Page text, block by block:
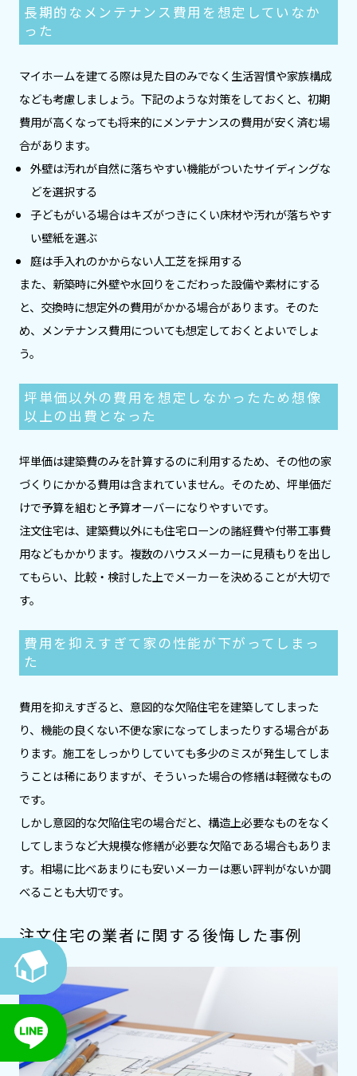
長期的なメンテナンス費用を想定していなか
った
マイホームを建てる際は見た目のみでなく生活習慣や家族構成
なども考慮しましょう。下記のような対策をしておくと、初期
費用が高くなっても将来的にメンテナンスの費用が安く済む場
合があります。
外壁は汚れが自然に落ちやすい機能がついたサイディングな
どを選択する
子どもがいる場合はキズがつきにくい床材や汚れが落ちやす
い壁紙を選ぶ
庭は手入れのかからない人工芝を採用する
また、新築時に外壁や水回りをこだわった設備や素材にする
と、交換時に想定外の費用がかかる場合があります。そのた
め、メンテナンス費用についても想定しておくとよいでしょ
う。
坪単価以外の費用を想定しなかったため想像
以上の出費となった
坪単価は建築費のみを計算するのに利用するため、その他の家
づくりにかかる費用は含まれていません。そのため、坪単価だ
けで予算を組むと予算オーバーになりやすいです。
注文住宅は、建築費以外にも住宅ローンの諸経費や付帯工事費
用などもかかります。複数のハウスメーカーに見積もりを出し
てもらい、比較・検討した上でメーカーを決めることが大切で
す。
費用を抑えすぎて家の性能が下がってしまっ
た
費用を抑えすぎると、意図的な欠陥住宅を建築してしまった
り、機能の良くない不便な家になってしまったりする場合があ
ります。施工をしっかりしていても多少のミスが発生してしま
うことは稀にありますが、そういった場合の修繕は軽微なもの
です。
しかし意図的な欠陥住宅の場合だと、構造上必要なものをなく
してしまうなど大規模な修繕が必要な欠陥である場合もありま
す。相場に比べあまりにも安いメーカーは悪い評判がないか調
べることも大切です。
注文住宅の業者に関する後悔した事例